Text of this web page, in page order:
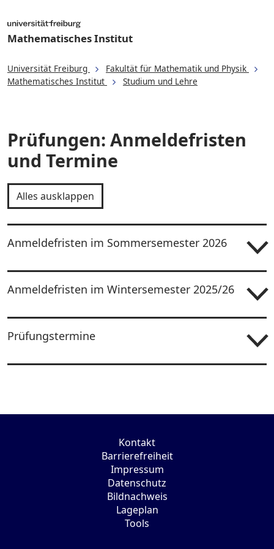
Mathematisches Institut
Universität Freiburg
Fakultät für Mathematik und Physik
Mathematisches Institut
Studium und Lehre
Prüfungen: Anmeldefristen
und Termine
Alles ausklappen
Anmeldefristen im Sommersemester 2026
Anmeldefristen im Wintersemester 2025/26
Prüfungstermine
Kontakt
Barrierefreiheit
Impressum
Datenschutz
Bildnachweis
Lageplan
Tools